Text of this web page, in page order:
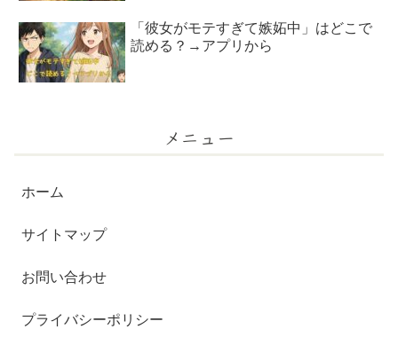
「彼女がモテすぎて嫉妬中」はどこで
読める？→アプリから
メニュー
ホーム
サイトマップ
お問い合わせ
プライバシーポリシー